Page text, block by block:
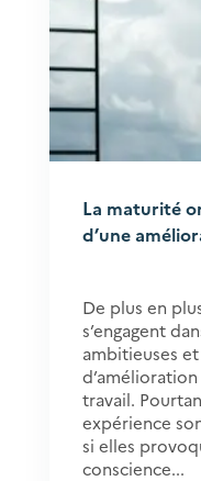
La maturité
d’une
De plus en
s’engagent
ambitieuses
travail.
expérience
si elles
conscience...